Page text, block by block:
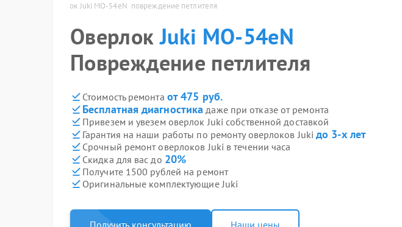
Оверлок Juki MO-54eN  повреждение петлителя
ОверлокJuki MO-54eN
Повреждение петлителя
Стоимость ремонта от 475 руб.
Бесплатная диагностика даже при отказе от ремонта
Привезем и увезем оверлок Juki собственной доставкой
Гарантия на наши работы по ремонту оверлоков Juki до 3-х лет
Срочный ремонт оверлоков Juki в течении часа
Скидка для вас до 20%
Получите 1500 рублей на ремонт
Оригинальные комплектующие Juki
Получить консультацию Наши цены